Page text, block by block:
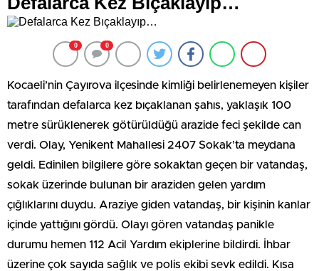
0 0
Kocaeli’nin Çayırova ilçesinde kimliği belirlenemeyen kişiler
tarafından defalarca kez bıçaklanan şahıs, yaklaşık 100
metre sürüklenerek götürüldüğü arazide feci şekilde can
verdi. Olay, Yenikent Mahallesi 2407 Sokak’ta meydana
geldi. Edinilen bilgilere göre sokaktan geçen bir vatandaş,
sokak üzerinde bulunan bir araziden gelen yardım
çığlıklarını duydu. Araziye giden vatandaş, bir kişinin kanlar
içinde yattığını gördü. Olayı gören vatandaş panikle
durumu hemen 112 Acil Yardım ekiplerine bildirdi. İhbar
üzerine çok sayıda sağlık ve polis ekibi sevk edildi. Kısa